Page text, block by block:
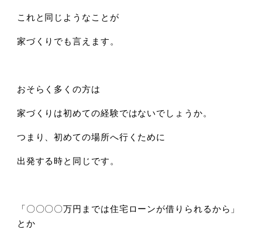
これと同じようなことが
家づくりでも言えます。
おそらく多くの方は
家づくりは初めての経験ではないでしょうか。
つまり、初めての場所へ行くために
出発する時と同じです。
「〇〇〇〇万円までは住宅ローンが借りられるから」
とか